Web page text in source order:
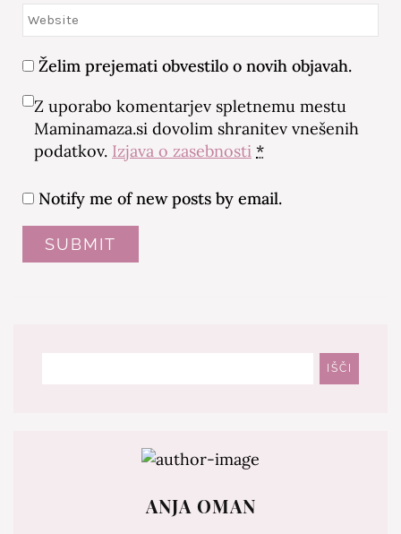
Želim prejemati obvestilo o novih objavah.
Z uporabo komentarjev spletnemu mestu
Maminamaza.si dovolim shranitev vnešenih
podatkov. Izjava o zasebnosti *
Notify me of new posts by email.
IŠČI
ANJA OMAN